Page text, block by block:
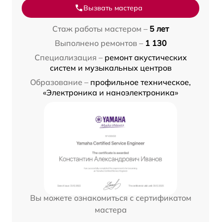
Вызвать мастера
Стаж работы мастером – 5 лет
Выполнено ремонтов – 1 130
Специализация – ремонт акустических
систем и музыкальных центров
Образование – профильное техническое,
«Электроника и наноэлектроника»
Вы можете ознакомиться с сертификатом
мастера